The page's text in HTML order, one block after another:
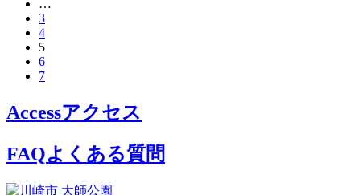
…
3
4
5
6
7
Accessアクセス
FAQよくある質問